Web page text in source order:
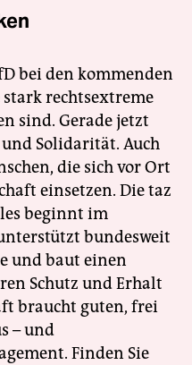
bei den kommenden
rechtsextreme
sind. Gerade jetzt
Solidarität. Auch
die sich vor Ort
einsetzen. Die taz
beginnt im
bundesweit
und baut einen
Schutz und Erhalt
braucht guten, frei
– und
Finden Sie